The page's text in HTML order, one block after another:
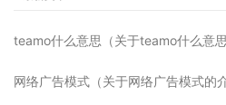
teamo什么意思（关于teamo什么意思
网络广告模式（关于网络广告模式的介